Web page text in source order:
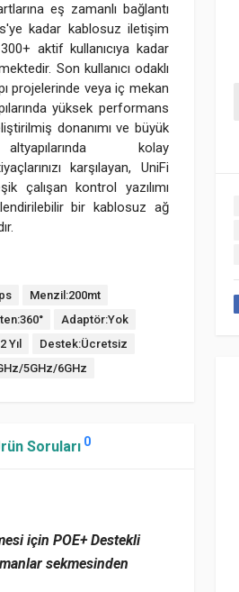
eş zamanlı bağlantı
kadar kablosuz iletişim
aktif kullanıcıya kadar
Son kullanıcı odaklı
projelerinde veya iç mekan
yüksek performans
donanımı ve büyük
kolay
karşılayan, UniFi
çalışan kontrol yazılımı
bir kablosuz ağ
Menzil:200mt
Adaptör:Yok
Yıl
Destek:Ücretsiz
5GHz/6GHz
Soruları 0
için POE+ Destekli
sekmesinden